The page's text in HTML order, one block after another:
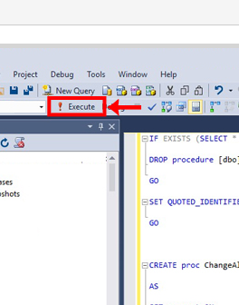
cursor static
AS 'username', [name] AS 'name' FROM